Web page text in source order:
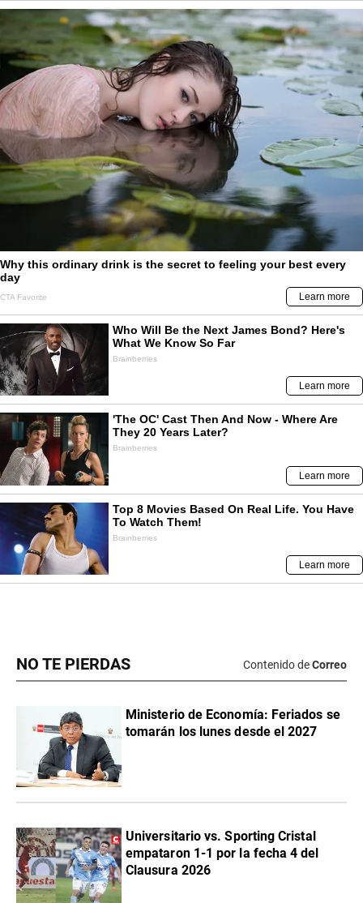
NO TE PIERDAS Contenido deCorreo
Ministerio de Economía: Feriados se
tomarán los lunes desde el 2027
Universitario vs. Sporting Cristal
empataron 1-1 por la fecha 4 del
Clausura 2026